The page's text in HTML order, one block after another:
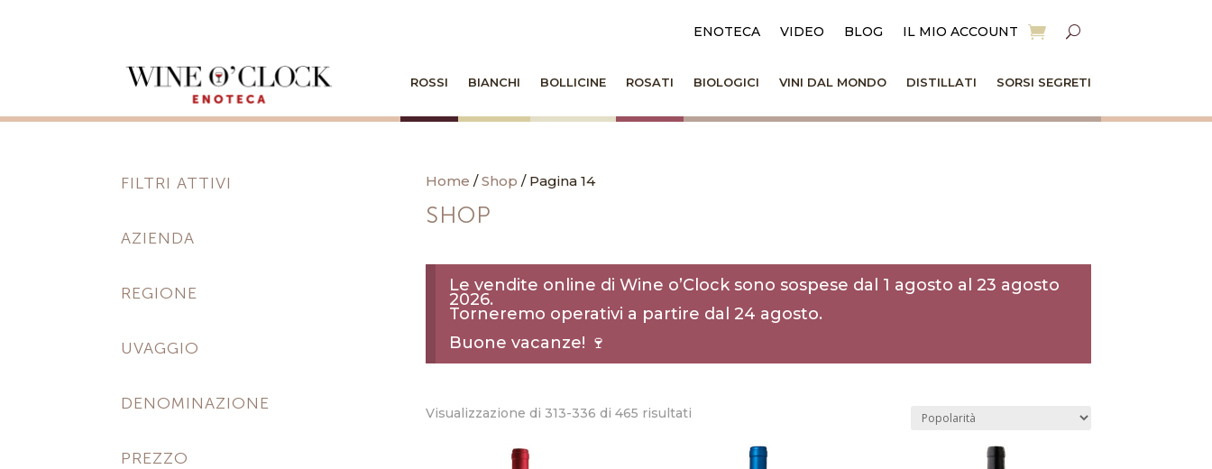
ENOTECA VIDEO BLOG IL MIO ACCOUNT
ROSSI BIANCHI BOLLICINE ROSATI BIOLOGICI VINI DAL MONDO DISTILLATI SORSI SEGRETI
Home /Shop / Pagina 14
SHOP
Le vendite online di Wine o’Clock sono sospese dal 1 agosto al 23 agosto
2026.
Torneremo operativi a partire dal 24 agosto.
Buone vacanze! 🍷
Visualizzazione di 313-336 di 465 risultatiPopolarità
FILTRI ATTIVI
AZIENDA
REGIONE
UVAGGIO
DENOMINAZIONE
PREZZO